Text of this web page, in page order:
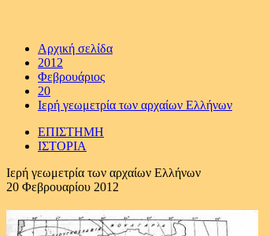
Αρχική σελίδα
2012
Φεβρουάριος
20
Ιερή γεωμετρία των αρχαίων Ελλήνων
ΕΠΙΣΤΗΜΗ
ΙΣΤΟΡΙΑ
Ιερή γεωμετρία των αρχαίων Ελλήνων
20 Φεβρουαρίου 2012